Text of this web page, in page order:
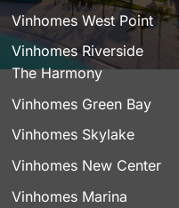
Vinhomes West Point
Vinhomes Riverside
The Harmony
Vinhomes Green Bay
Vinhomes Skylake
Vinhomes New Center
Vinhomes Marina